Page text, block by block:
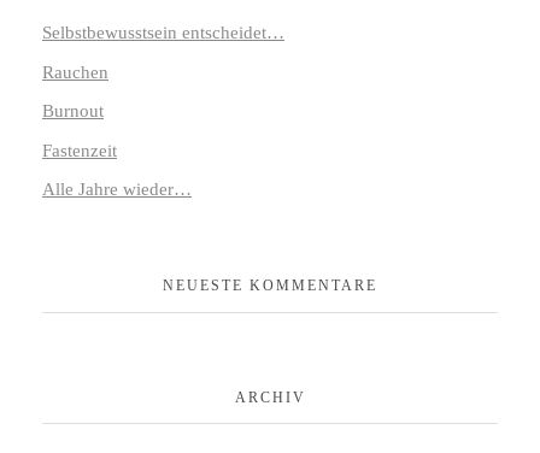
Selbstbewusstsein entscheidet…
Rauchen
Burnout
Fastenzeit
Alle Jahre wieder…
NEUESTE KOMMENTARE
ARCHIV